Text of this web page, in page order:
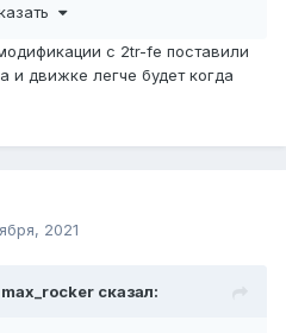
, то 5 передача будет
. ( ибо там где ездил на
, форт при тех же условиях
)
с 2tr-fe поставили
и движке легче будет когда
2021
сказал: